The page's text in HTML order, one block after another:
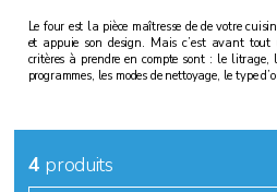
Le four est la pièce maîtresse de de votre
et appuie son design. Mais c’est avant
critères à prendre en compte sont : le litrage,
programmes, les modes de nettoyage, le type
4 produits